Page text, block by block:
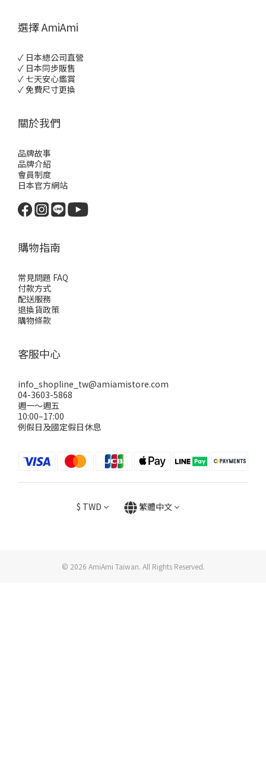
選擇 AmiAmi
✓ 日本總公司直營
✓ 日本同步販售
✓ 七天安心鑑賞
✓ 免費尺寸更換
關於我們
品牌故事
品牌介紹
會員制度
日本官方網站
購物指南
常見問題 FAQ
付款方式
配送服務
退換貨政策
購物條款
客服中心
info_shopline_tw@amiamistore.com
04-3603-5868
週一～週五
10:00–17:00
例假日及國定假日休息
$ TWD 繁體中文
© 2026 AmiAmi Taiwan. All Rights Reserved.